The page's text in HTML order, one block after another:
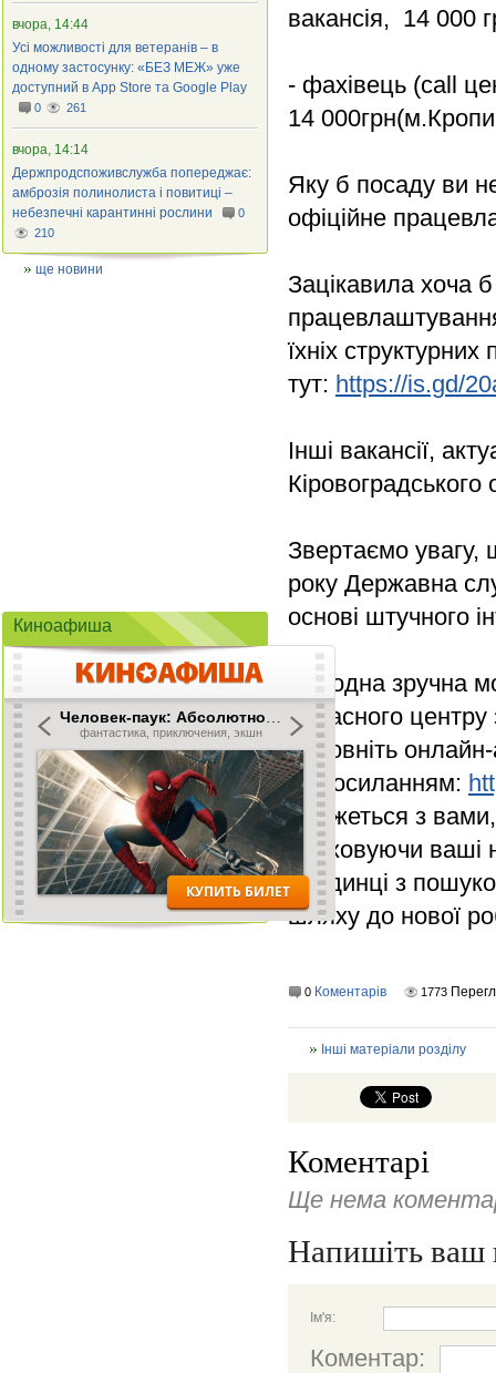
вакансія, 14 000
- фахівець (call
14
Яку б посаду ви
офіційне
Зацікавила хоча
їхніх
тут: https://is.gd/
Інші вакансії,
Звертаємо увагу,
року Державна
основі штучного
Ще одна зручна
обласного центру
Заповніть
за посиланням:
зв’яжеться з
враховуючи
наодинці з
шляху до нової
0 Коментарів 1773
Інші матеріали розділу
Коментарі
Ще нема
Напишіть ваш
Ім'я:
Коментар:
вчора, 14:44
Усі можливості для ветеранів – в
одному застосунку: «БЕЗ МЕЖ» уже
доступний в App Store та Google Play
0 261
вчора, 14:14
Держпродспоживслужба попереджає:
амброзія полинолиста і повитиці –
небезпечні карантинні рослини
0
210
ще новини
Киноафиша